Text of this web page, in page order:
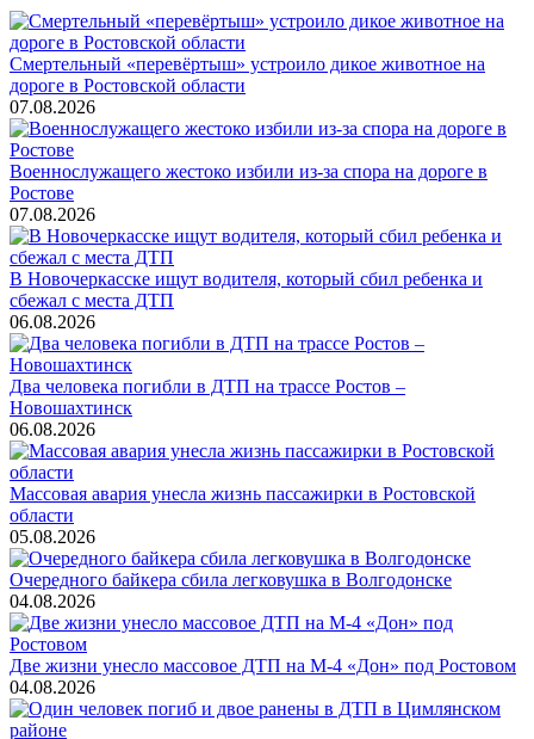
Смертельный «перевёртыш» устроило дикое животное на
дороге в Ростовской области
07.08.2026
Военнослужащего жестоко избили из-за спора на дороге в
Ростове
07.08.2026
В Новочеркасске ищут водителя, который сбил ребенка и
сбежал с места ДТП
06.08.2026
Два человека погибли в ДТП на трассе Ростов –
Новошахтинск
06.08.2026
Массовая авария унесла жизнь пассажирки в Ростовской
области
05.08.2026
Очередного байкера сбила легковушка в Волгодонске
04.08.2026
Две жизни унесло массовое ДТП на М-4 «Дон» под Ростовом
04.08.2026